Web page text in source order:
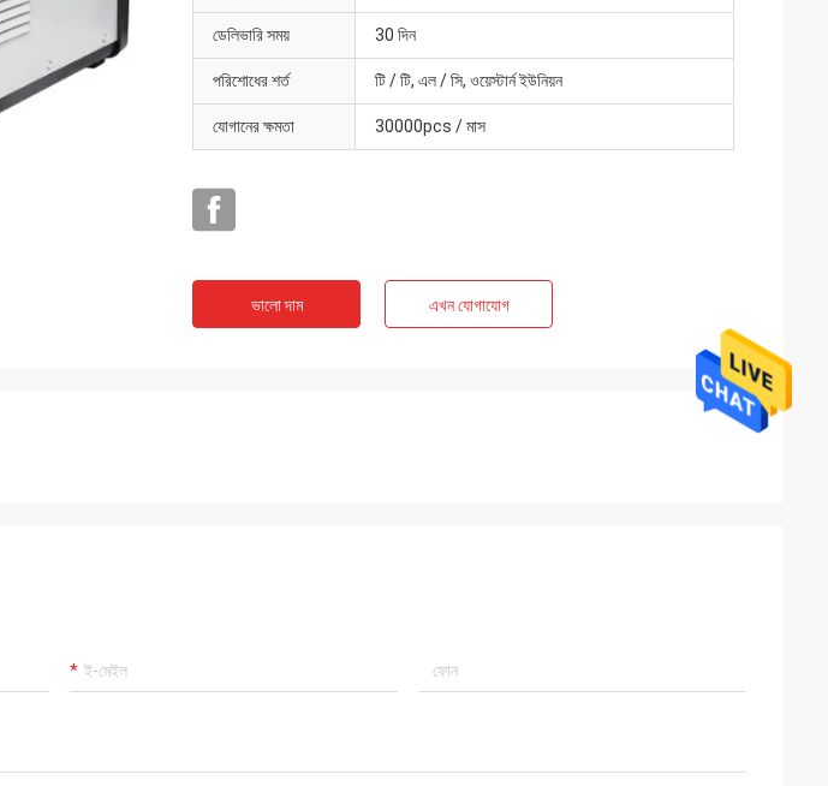
ডেলিভারি সময় 30 দিন
পরিশোধের শর্ত টি / টি, এল / সি, ওয়েস্টার্ন ইউনিয়ন
যোগানের ক্ষমতা 30000pcs / মাস
ভালো দাম এখন যোগাযোগ